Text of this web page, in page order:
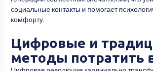
социальные контакты и помогает
комфорту.
Цифровые и
методы потратить